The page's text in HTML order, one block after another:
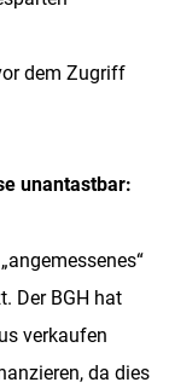
Kinder
sich
zu
50 %).
dem Zugriff
unantastbar:
Der BGH hat
verkaufen
da dies